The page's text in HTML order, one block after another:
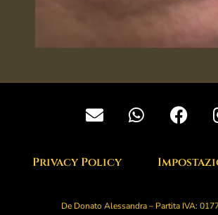
Privacy Policy
De Donato Alessandra – Partita IVA: